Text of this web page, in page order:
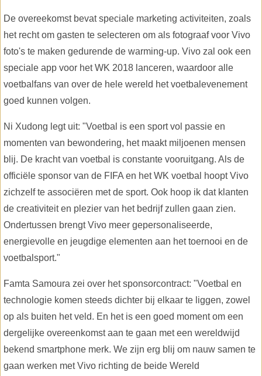
De overeekomst bevat speciale marketing activiteiten, zoals
het recht om gasten te selecteren om als fotograaf voor Vivo
foto's te maken gedurende de warming-up. Vivo zal ook een
speciale app voor het WK 2018 lanceren, waardoor alle
voetbalfans van over de hele wereld het voetbalevenement
goed kunnen volgen.
Ni Xudong legt uit: "Voetbal is een sport vol passie en
momenten van bewondering, het maakt miljoenen mensen
blij. De kracht van voetbal is constante vooruitgang. Als de
officiële sponsor van de FIFA en het WK voetbal hoopt Vivo
zichzelf te associëren met de sport. Ook hoop ik dat klanten
de creativiteit en plezier van het bedrijf zullen gaan zien.
Ondertussen brengt Vivo meer gepersonaliseerde,
energievolle en jeugdige elementen aan het toernooi en de
voetbalsport."
Famta Samoura zei over het sponsorcontract: "Voetbal en
technologie komen steeds dichter bij elkaar te liggen, zowel
op als buiten het veld. En het is een goed moment om een
dergelijke overeenkomst aan te gaan met een wereldwijd
bekend smartphone merk. We zijn erg blij om nauw samen te
gaan werken met Vivo richting de beide Wereld